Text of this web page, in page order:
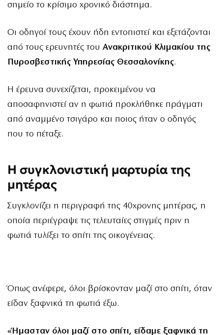
σημείο το κρίσιμο χρονικό διάστημα.
Οι οδηγοί τους έχουν ήδη εντοπιστεί και εξετάζονται
από τους ερευνητές του Ανακριτικού Κλιμακίου της
Πυροσβεστικής Υπηρεσίας Θεσσαλονίκης.
Η έρευνα συνεχίζεται, προκειμένου να
αποσαφηνιστεί αν η φωτιά προκλήθηκε πράγματι
από αναμμένο τσιγάρο και ποιος ήταν ο οδηγός
που το πέταξε.
Η συγκλονιστική μαρτυρία της
μητέρας
Συγκλονίζει η περιγραφή της 40χρονης μητέρας, η
οποία περιέγραψε τις τελευταίες στιγμές πριν η
φωτιά τυλίξει το σπίτι της οικογένειας.
Όπως ανέφερε, όλοι βρίσκονταν μαζί στο σπίτι, όταν
είδαν ξαφνικά τη φωτιά έξω.
«Ήμασταν όλοι μαζί στο σπίτι, είδαμε ξαφνικά τη